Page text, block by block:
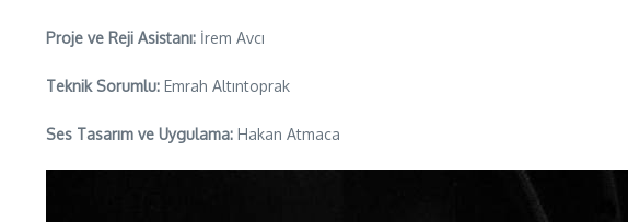
Proje ve Reji Asistanı: İrem Avcı
Teknik Sorumlu: Emrah Altıntoprak
Ses Tasarım ve Uygulama: Hakan Atmaca